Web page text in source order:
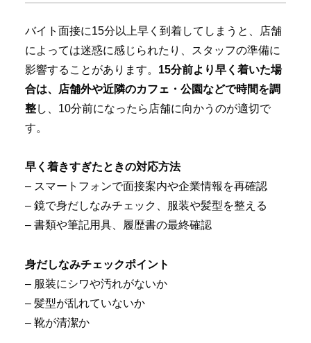
バイト面接に15分以上早く到着してしまうと、店舗
によっては迷惑に感じられたり、スタッフの準備に
影響することがあります。 15分前より早く着いた場
合は、店舗外や近隣のカフェ・公園などで時間を調
整し、10分前になったら店舗に向かうのが適切で
す。
早く着きすぎたときの対応方法
– スマートフォンで面接案内や企業情報を再確認
– 鏡で身だしなみチェック、服装や髪型を整える
– 書類や筆記用具、履歴書の最終確認
身だしなみチェックポイント
– 服装にシワや汚れがないか
– 髪型が乱れていないか
– 靴が清潔か